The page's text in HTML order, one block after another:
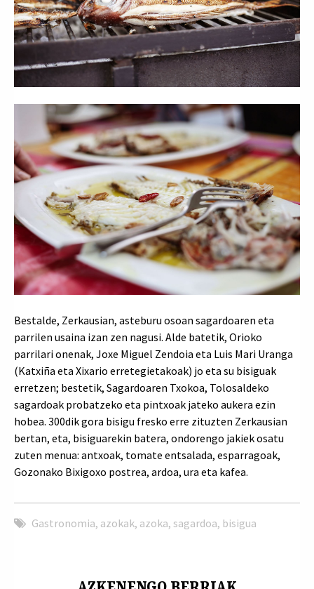
Bestalde, Zerkausian, asteburu osoan sagardoaren eta
parrilen usaina izan zen nagusi. Alde batetik, Orioko
parrilari onenak, Joxe Miguel Zendoia eta Luis Mari Uranga
(Katxiña eta Xixario erretegietakoak) jo eta su bisiguak
erretzen; bestetik, Sagardoaren Txokoa, Tolosaldeko
sagardoak probatzeko eta pintxoak jateko aukera ezin
hobea. 300dik gora bisigu fresko erre zituzten Zerkausian
bertan, eta, bisiguarekin batera, ondorengo jakiek osatu
zuten menua: antxoak, tomate entsalada, esparragoak,
Gozonako Bixigoxo postrea, ardoa, ura eta kafea.
Gastronomia, azokak, azoka, sagardoa, bisigua